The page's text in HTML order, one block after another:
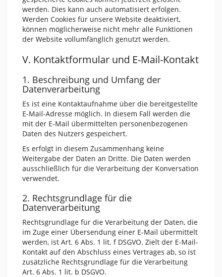
werden. Dies kann auch automatisiert erfolgen.
Werden Cookies für unsere Website deaktiviert,
können möglicherweise nicht mehr alle Funktionen
der Website vollumfänglich genutzt werden.
V. Kontaktformular und E-Mail-Kontakt
1. Beschreibung und Umfang der
Datenverarbeitung
Es ist eine Kontaktaufnahme über die bereitgestellte
E-Mail-Adresse möglich. In diesem Fall werden die
mit der E-Mail übermittelten personenbezogenen
Daten des Nutzers gespeichert.
Es erfolgt in diesem Zusammenhang keine
Weitergabe der Daten an Dritte. Die Daten werden
ausschließlich für die Verarbeitung der Konversation
verwendet.
2. Rechtsgrundlage für die
Datenverarbeitung
Rechtsgrundlage für die Verarbeitung der Daten, die
im Zuge einer Übersendung einer E-Mail übermittelt
werden, ist Art. 6 Abs. 1 lit. f DSGVO. Zielt der E-Mail-
Kontakt auf den Abschluss eines Vertrages ab, so ist
zusätzliche Rechtsgrundlage für die Verarbeitung
Art. 6 Abs. 1 lit. b DSGVO.